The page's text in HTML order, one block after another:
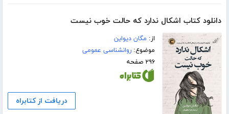
دانلود کتاب اشکال ندارد که حالت خوب نیست
از: مگان دیواین
موضوع:روانشناسی عمومی
۲۹۶ صفحه
دریافت از کتابراه